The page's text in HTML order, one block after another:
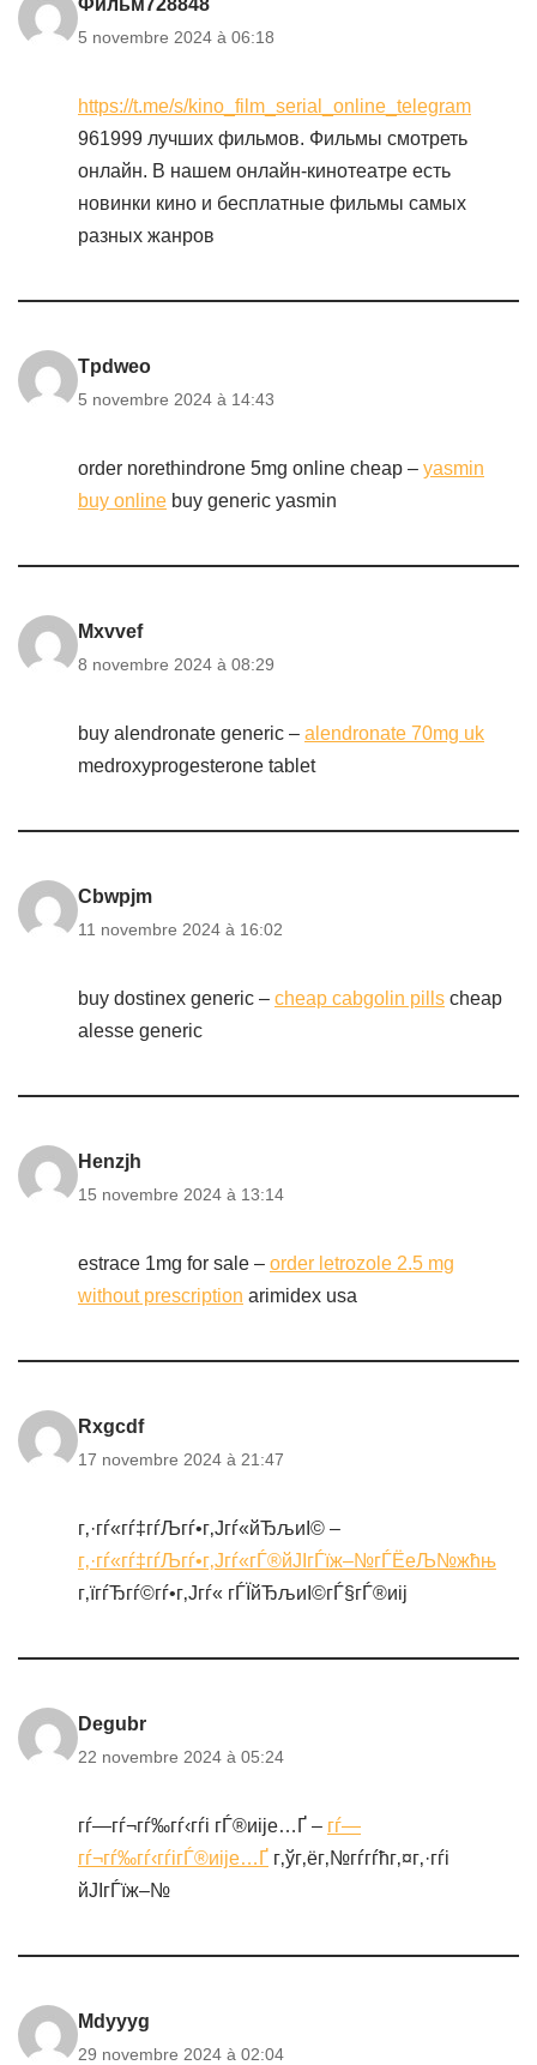
Фильм728848
5 novembre 2024 à 06:18
https://t.me/s/kino_film_serial_online_telegram
961999 лучших фильмов. Фильмы смотреть
онлайн. В нашем онлайн-кинотеатре есть
новинки кино и бесплатные фильмы самых
разных жанров
Tpdweo
5 novembre 2024 à 14:43
order norethindrone 5mg online cheap – yasmin
buy online buy generic yasmin
Mxvvef
8 novembre 2024 à 08:29
buy alendronate generic – alendronate 70mg uk
medroxyprogesterone tablet
Cbwpjm
11 novembre 2024 à 16:02
buy dostinex generic – cheap cabgolin pills cheap
alesse generic
Henzjh
15 novembre 2024 à 13:14
estrace 1mg for sale – order letrozole 2.5 mg
without prescription arimidex usa
Rxgcdf
17 novembre 2024 à 21:47
г‚·гѓ«гѓ‡гѓЉгѓ•г‚Јгѓ«йЂљиІ© –
г‚·гѓ«гѓ‡гѓЉгѓ•г‚Јгѓ«гЃ®йЈІгЃїж–№гЃЁеЉ№жћњ
г‚їгѓЂгѓ©гѓ•г‚Јгѓ« гЃЇйЂљиІ©гЃ§гЃ®иіј
Degubr
22 novembre 2024 à 05:24
гѓ—гѓ¬гѓ‰гѓ‹гѓі гЃ®иіје…Ґ – гѓ—
гѓ¬гѓ‰гѓ‹гѓігЃ®иіје…Ґ г‚ўг‚ёг‚№гѓ­гѓћг‚¤г‚·гѓі
йЈІгЃїж–№
Mdyyyg
29 novembre 2024 à 02:04